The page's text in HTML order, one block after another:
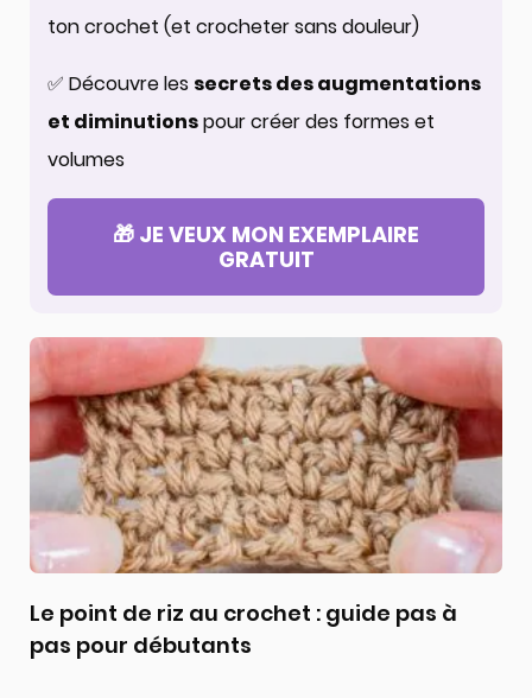
ton crochet (et crocheter sans douleur)
✅ Découvre les secrets des augmentations
et diminutionspour créer des formes et
volumes
🎁 JE VEUX MON EXEMPLAIRE
GRATUIT
Le point de riz au crochet : guide pas à
pas pour débutants